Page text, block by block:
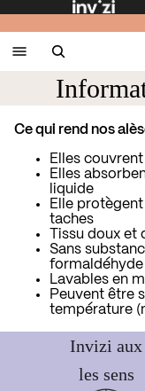
Ce qui rend nos
Elles
Elles
liquide
Elle
taches
Tissu doux et
Sans
formaldéhyde
Lavables en
Peuvent être
température
Invizi aux
les sens